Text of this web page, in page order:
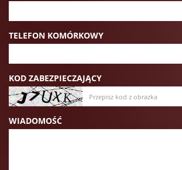
TELEFON KOMÓRKOWY
KOD ZABEZPIECZAJĄCY
WIADOMOŚĆ